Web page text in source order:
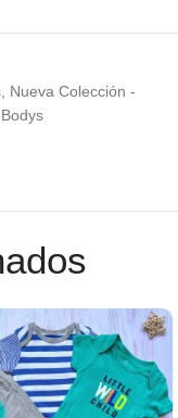
, Nueva Colección -